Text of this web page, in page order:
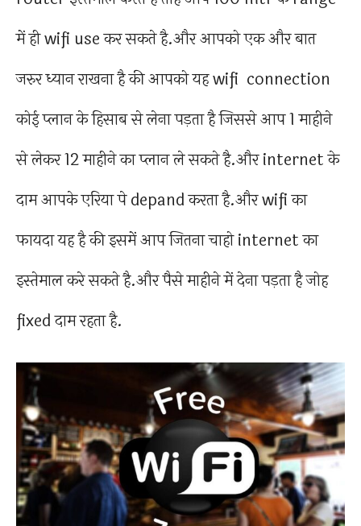
में ही wifi use कर सकते है.और आपको एक और बात
जरुर ध्यान राखना है की आपको यह wifi connection
कोई प्लान के हिसाब से लेना पड़ता है जिससे आप 1 माहीने
से लेकर 12 माहीने का प्लान ले सकते है.और internet के
दाम आपके एरिया पे depand करता है.और wifi का
फायदा यह है की इसमें आप जितना चाहो internet का
इस्तेमाल करे सकते है.और पैसे माहीने में देना पड़ता है जोह
fixed दाम रहता है.